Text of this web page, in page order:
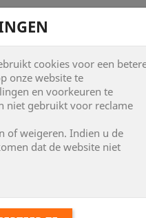

cookies voor een
onze website te
en voorkeuren te
niet gebruikt voor reclame
of weigeren. Indien u de
dat de website niet